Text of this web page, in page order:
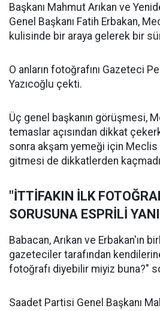
Başkanı Mahmut Arıkan ve
Genel Başkanı Fatih Erbakan,
kulisinde bir araya gelerek bir
O anların fotoğrafını Gazeteci
Yazıcoğlu çekti.
Üç genel başkanın görüşmesi,
temaslar açısından dikkat
sonra akşam yemeği için Meclis
gitmesi de dikkatlerden
"İTTİFAKIN İLK
SORUSUNA ESPRİLİ
Babacan, Arıkan ve Erbakan'ın
gazeteciler tarafından
fotoğrafı diyebilir miyiz buna?"
Saadet Partisi Genel Başkanı